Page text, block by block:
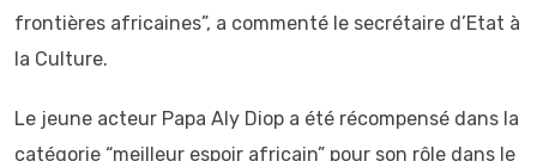
frontières africaines”, a commenté le secrétaire d’Etat à
la Culture.
Le jeune acteur Papa Aly Diop a été récompensé dans la
catégorie “meilleur espoir africain” pour son rôle dans le